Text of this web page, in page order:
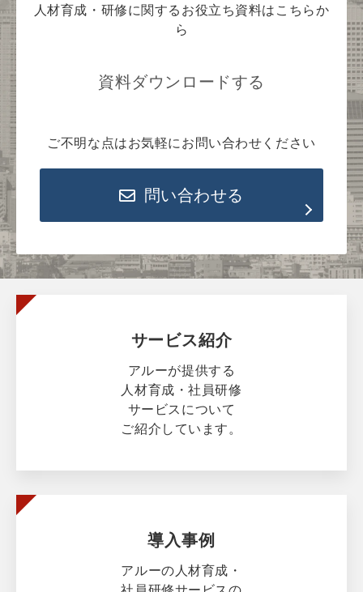
人材育成・研修に関するお役立ち資料はこちらか
ら
資料ダウンロードする
ご不明な点はお気軽にお問い合わせください
問い合わせる
サービス紹介
アルーが提供する
人材育成・社員研修
サービスについて
ご紹介しています。
導入事例
アルーの人材育成・